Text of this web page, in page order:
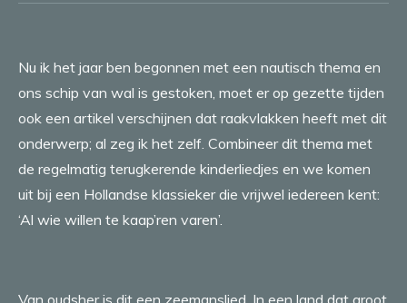
Nu ik het jaar ben begonnen met een nautisch thema en
ons schip van wal is gestoken, moet er op gezette tijden
ook een artikel verschijnen dat raakvlakken heeft met dit
onderwerp; al zeg ik het zelf. Combineer dit thema met
de regelmatig terugkerende kinderliedjes en we komen
uit bij een Hollandse klassieker die vrijwel iedereen kent:
‘Al wie willen te kaap’ren varen’.
Van oudsher is dit een zeemanslied. In een land dat groot